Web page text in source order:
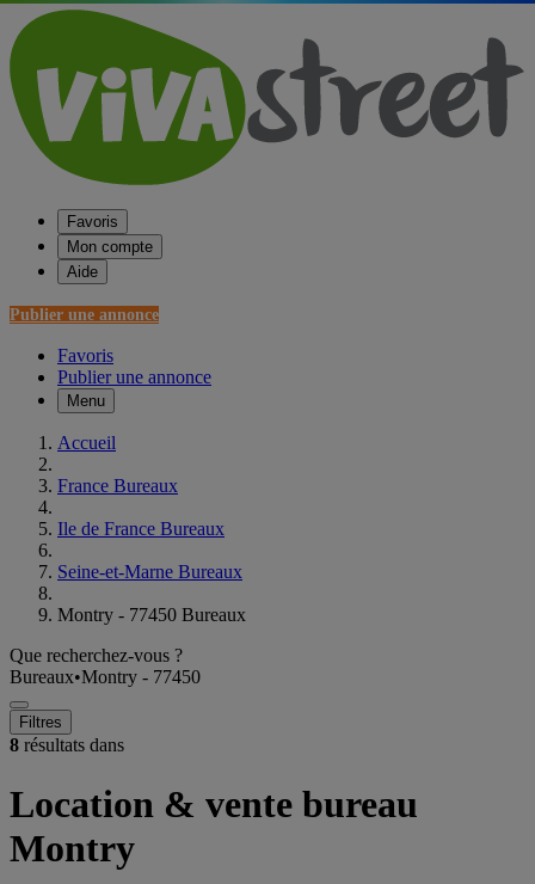
Favoris
Mon compte
Aide
Publier une annonce
Favoris
Publier une annonce
Menu
Accueil
France Bureaux
Ile de France Bureaux
Seine-et-Marne Bureaux
Montry - 77450 Bureaux
Que recherchez-vous ?
Bureaux•Montry - 77450
Filtres
8 résultats dans
Location & vente bureau
Montry